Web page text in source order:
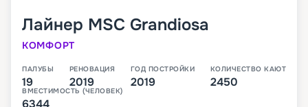
Лайнер MSC Grandiosa
КОМФОРТ
ПАЛУБЫ
19
РЕНОВАЦИЯ
2019
ГОД ПОСТРОЙКИ
2019
КОЛИЧЕСТВО КАЮТ
2450
ВМЕСТИМОСТЬ (ЧЕЛОВЕК)
6344